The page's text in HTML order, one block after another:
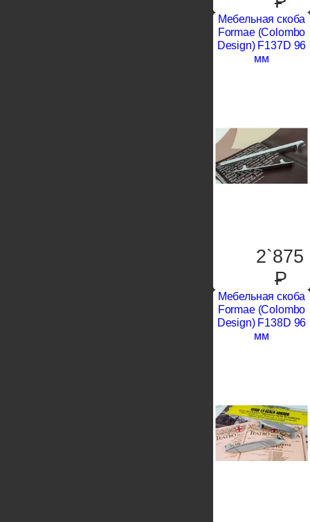
Мебельная скоба
Formae (Colombo
Design) F137D 96
мм
2`875
P
Мебельная скоба
Formae (Colombo
Design) F138D 96
мм